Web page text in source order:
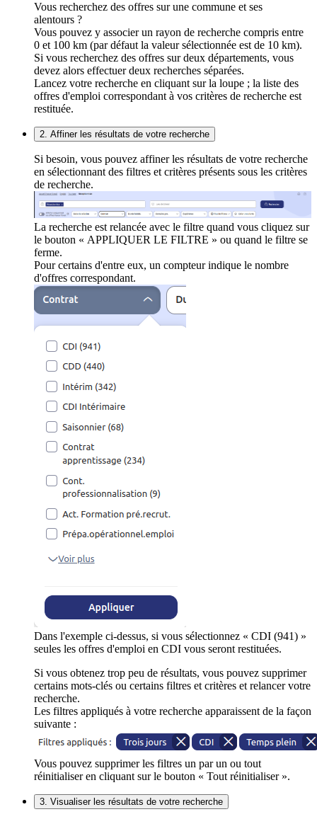
Vous recherchez des offres sur une commune et ses
alentours ?
Vous pouvez y associer un rayon de recherche compris entre
0 et 100 km (par défaut la valeur sélectionnée est de 10 km).
Si vous recherchez des offres sur deux départements, vous
devez alors effectuer deux recherches séparées.
Lancez votre recherche en cliquant sur la loupe ; la liste des
offres d'emploi correspondant à vos critères de recherche est
restituée.
2. Affiner les résultats de votre recherche
Si besoin, vous pouvez affiner les résultats de votre recherche
en sélectionnant des filtres et critères présents sous les critères
de recherche.
La recherche est relancée avec le filtre quand vous cliquez sur
le bouton « APPLIQUER LE FILTRE » ou quand le filtre se
ferme.
Pour certains d'entre eux, un compteur indique le nombre
d'offres correspondant.
Dans l'exemple ci-dessus, si vous sélectionnez « CDI (941) »
seules les offres d'emploi en CDI vous seront restituées.
Si vous obtenez trop peu de résultats, vous pouvez supprimer
certains mots-clés ou certains filtres et critères et relancer votre
recherche.
Les filtres appliqués à votre recherche apparaissent de la façon
suivante :
Vous pouvez supprimer les filtres un par un ou tout
réinitialiser en cliquant sur le bouton « Tout réinitialiser ».
3. Visualiser les résultats de votre recherche